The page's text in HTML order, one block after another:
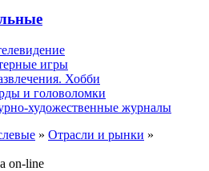
игры
Хобби
и головоломки
художественные журналы
» Отрасли и рынки »
on-line